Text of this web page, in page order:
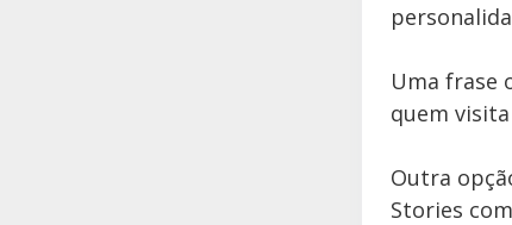
Uma frase
quem
Outra
Stories